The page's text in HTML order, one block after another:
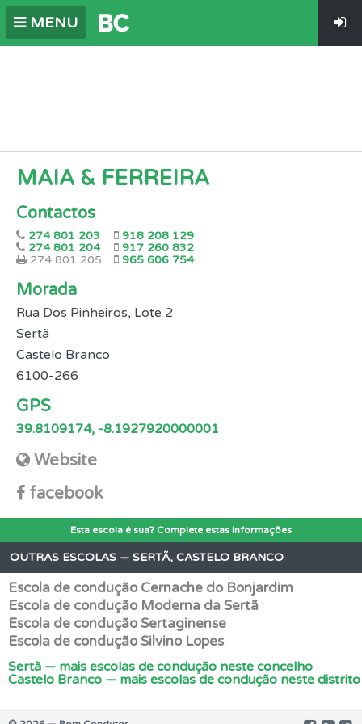
MENU
MAIA & FERREIRA
Contactos
274 801 203
274 801 204
274 801 205
918 208 129
917 260 832
965 606 754
Morada
Rua Dos Pinheiros, Lote 2
Sertã
Castelo Branco
6100-266
GPS
39.8109174, -8.1927920000001
Website
facebook
Esta escola é sua? Complete estas informações
OUTRAS ESCOLAS — SERTÃ, CASTELO BRANCO
Escola de condução Cernache do Bonjardim
Escola de condução Moderna da Sertã
Escola de condução Sertaginense
Escola de condução Silvino Lopes
Sertã — mais escolas de condução neste concelho
Castelo Branco — mais escolas de condução neste distrito